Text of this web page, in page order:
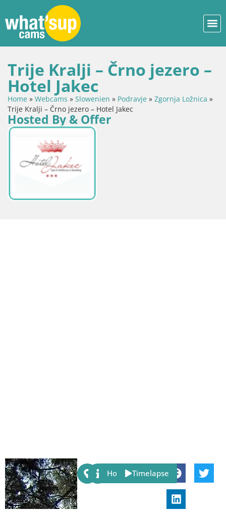
Trije Kralji – Črno jezero –
Hotel Jakec
Home » Webcams » Slowenien » Podravje » Zgornja Ložnica »
Trije Kralji – Črno jezero – Hotel Jakec
Hosted By & Offer
Share:
Host Timelapse